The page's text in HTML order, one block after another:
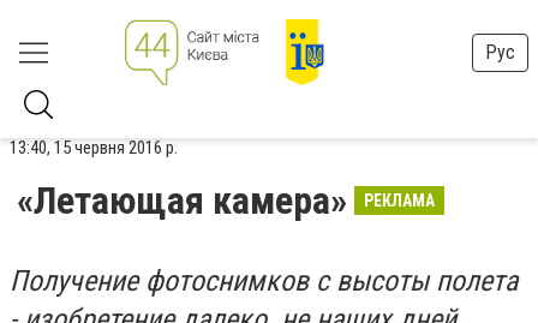
Рус
13:40, 15 червня 2016 р.
«Летающая камера» РЕКЛАМА
Получение фотоснимков с высоты полета